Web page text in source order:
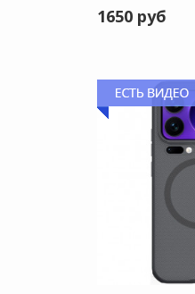
1650 руб